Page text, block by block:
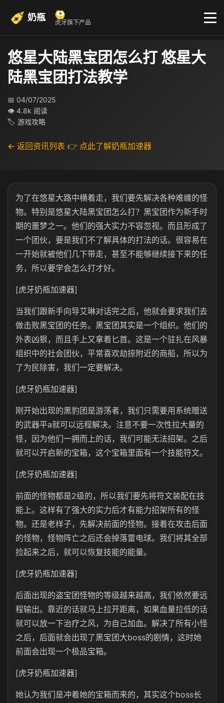
奶瓶 虎牙旗下产品
悠星大陆黑宝团怎么打 悠星大
陆黑宝团打法教学
📅 04/07/2025
👁 4.8k 阅读
🏷 游戏攻略
← 返回资讯列表 👉 点此了解奶瓶加速器
为了在悠星大路中横着走，我们要先解决各种难缠的怪
物。特别是悠星大陆黑宝团怎么打？黑宝团作为新手时
期的噩梦之一。他们的强大实力不容忽视。而且形成了
一个团伙，要是我们不了解具体的打法的话。很容易在
一开始就被他们几下带走，甚至不能够继续接下来的任
务，所以要学会怎么打才好。
[虎牙奶瓶加速器]
当我们跟新手向导艾琳对话完之后，他就会要求我们去
做击败黑宝团的任务。黑宝团其实是一个组织。他们的
外表凶狠，而且手上又拿着匕首。这是一个驻扎在风暴
组织中的社会团伙，平常喜欢劫掠附近的商船，所以为
了为民除害，我们一定要解决。
[虎牙奶瓶加速器]
刚开始出现的黑豹团是游荡者，我们只需要用系统赠送
的武器平a就可以远程解决。注意不要一次性拉大量的
怪，因为他们一拥而上的话，我们可能无法招架。之后
就可以开启新的宝箱，这个宝箱里面有一个技能符文。
[虎牙奶瓶加速器]
前面的怪物都是2级的，所以我们要先将符文装配在技
能上。这样有了强大的实力后才有能力招架所有的怪
物。还是老样子，先解决前面的怪物。接着在攻击后面
的怪物，怪物阵亡之后还会掉落雷电球。我们将其全部
捡起来之后，就可以恢复技能的能量。
[虎牙奶瓶加速器]
后面出现的盗宝团怪物的等级越来越高，我们依然要远
程输出。靠近的话就马上拉开距离，如果血量拉低的话
就可以放一下治疗之风，为自己加血。解决了所有小怪
之后，后面就会出现了黑宝团大boss的剧情，这时她
前面会出现一个极品宝箱。
[虎牙奶瓶加速器]
她认为我们是冲着她的宝箱而来的，其实这个boss长